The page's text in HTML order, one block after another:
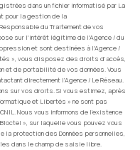
dans un fichier informatisé par La
pour la gestion de la
du Traitement de vos
sur l'intérêt légitime de l'Agence / du
et sont destinées à l'Agence /
», vous disposez des droits d’accès,
et de portabilité de vos données. Vous
directement l’Agence / Le Réseau.
sur vos droits. Si vous estimez, après
et Libertés » ne sont pas
Nous vous informons de l’existence
», sur laquelle vous pouvez vous
la protection des Données personnelles,
dans le champ de saisie libre.